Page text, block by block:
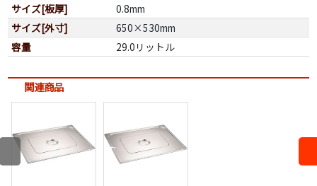
サイズ[板厚]
0.8mm
サイズ[外寸]
650×530mm
容量
29.0リットル
関連商品